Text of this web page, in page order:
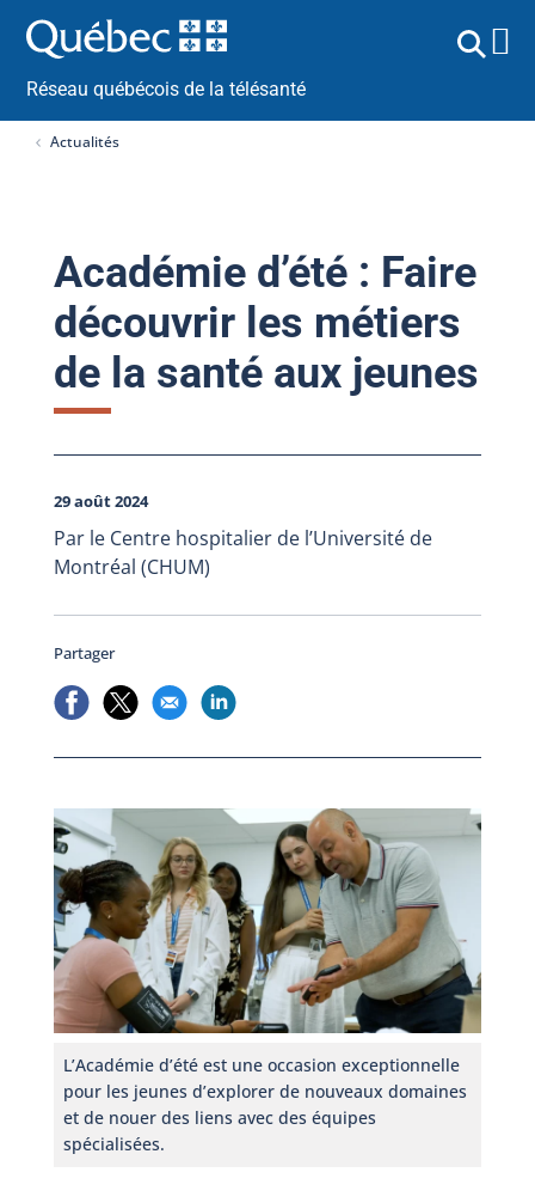
Réseau québécois de la télésanté
Actualités
Académie d’été : Faire
découvrir les métiers
de la santé aux jeunes
29 août 2024
Par le Centre hospitalier de l’Université de
Montréal (CHUM)
Partager
L’Académie d’été est une occasion exceptionnelle
pour les jeunes d’explorer de nouveaux domaines
et de nouer des liens avec des équipes
spécialisées.